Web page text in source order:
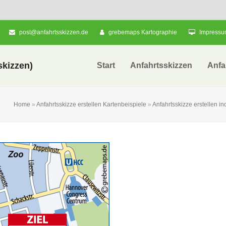
post@anfahrtsskizzen.de grebemaps Kartographie
Start Anfahrtsskizzen
Home » Anfahrtsskizze erstellen Kartenbeispiele » Anfahrtsskizze erstellen